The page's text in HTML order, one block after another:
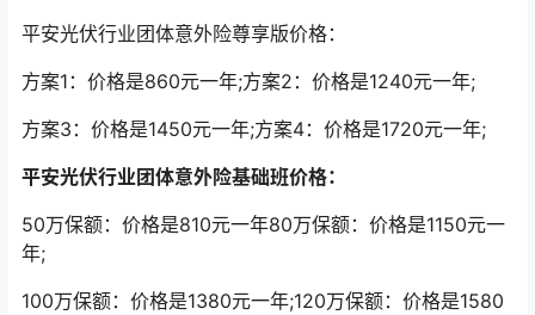
平安光伏行业团体意外险尊享版价格：
方案1：价格是860元一年;方案2：价格是1240元一年;
方案3：价格是1450元一年;方案4：价格是1720元一年;
平安光伏行业团体意外险基础班价格：
50万保额：价格是810元一年80万保额：价格是1150元一
年;
100万保额：价格是1380元一年;120万保额：价格是1580